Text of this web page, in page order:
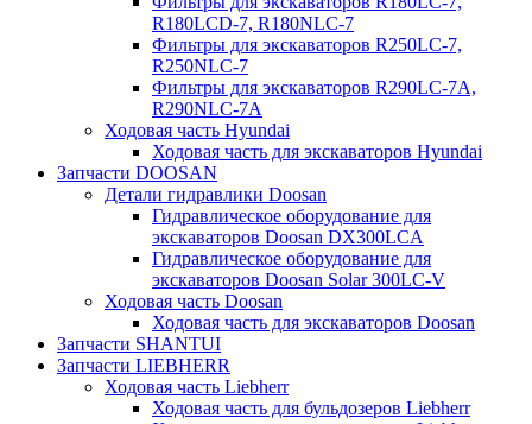
R180LCD-7, R180NLC-7
Фильтры для экскаваторов R250LC-7,
R250NLC-7
Фильтры для экскаваторов R290LC-7A,
R290NLC-7A
Ходовая часть Hyundai
Ходовая часть для экскаваторов Hyundai
Запчасти DOOSAN
Детали гидравлики Doosan
Гидравлическое оборудование для
экскаваторов Doosan DX300LCA
Гидравлическое оборудование для
экскаваторов Doosan Solar 300LC-V
Ходовая часть Doosan
Ходовая часть для экскаваторов Doosan
Запчасти SHANTUI
Запчасти LIEBHERR
Ходовая часть Liebherr
Ходовая часть для бульдозеров Liebherr